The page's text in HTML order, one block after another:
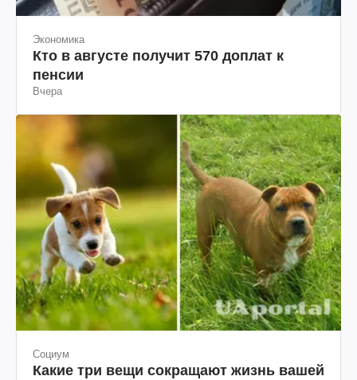
Экономика
Кто в августе получит 570 доплат к
пенсии
Вчера
Социум
Какие три вещи сокращают жизнь вашей